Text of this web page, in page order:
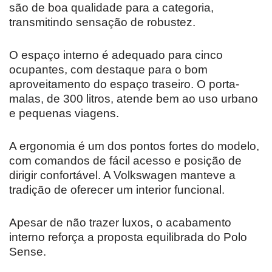
são de boa qualidade para a categoria,
transmitindo sensação de robustez.
O espaço interno é adequado para cinco
ocupantes, com destaque para o bom
aproveitamento do espaço traseiro. O porta-
malas, de 300 litros, atende bem ao uso urbano
e pequenas viagens.
A ergonomia é um dos pontos fortes do modelo,
com comandos de fácil acesso e posição de
dirigir confortável. A Volkswagen manteve a
tradição de oferecer um interior funcional.
Apesar de não trazer luxos, o acabamento
interno reforça a proposta equilibrada do Polo
Sense.